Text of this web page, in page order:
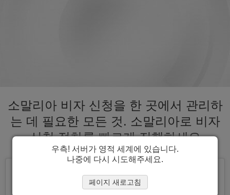
소말리아 비자 신청을 한 곳에서 관리하
는 데 필요한 모든 것. 소말리아로 비자
신청 절차를 빠르게 진행하세요
우측! 서버가 영적 세계에 있습니다.
나중에 다시 시도해주세요.
페이지 새로고침